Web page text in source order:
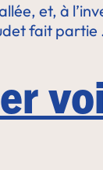
et, à
fait partie